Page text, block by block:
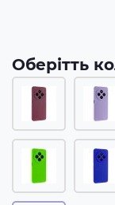
Оберітть